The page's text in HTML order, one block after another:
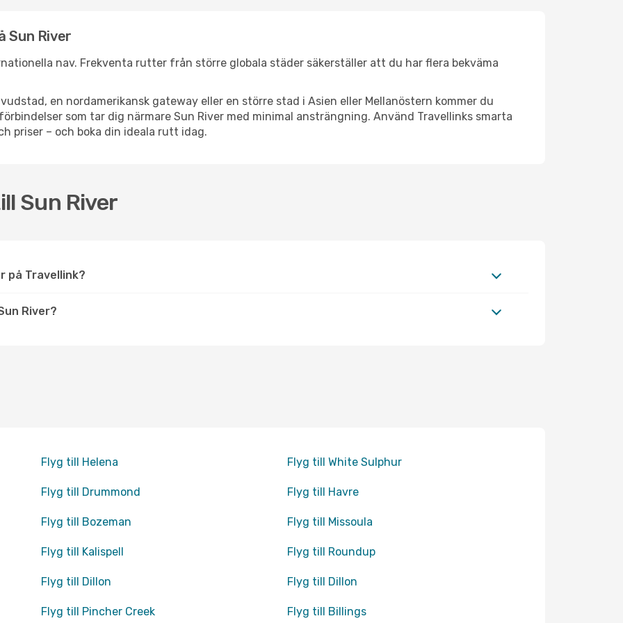
River
nav. Frekventa rutter från större globala städer säkerställer att du har flera bekväma
en nordamerikansk gateway eller en större stad i Asien eller Mellanöstern kommer du
som tar dig närmare Sun River med minimal ansträngning. Använd Travellinks smarta
priser – och boka din ideala rutt idag.
Sun River
på Travellink?
River?
Flyg till Helena Flyg till White Sulphur
Flyg till Drummond Flyg till Havre
Flyg till Bozeman Flyg till Missoula
Flyg till Kalispell Flyg till Roundup
Flyg till Dillon Flyg till Dillon
Flyg till Pincher Creek Flyg till Billings